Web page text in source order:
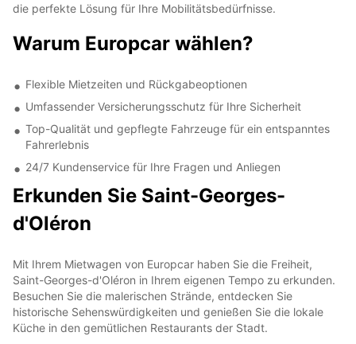
die perfekte Lösung für Ihre Mobilitätsbedürfnisse.
Warum Europcar wählen?
Flexible Mietzeiten und Rückgabeoptionen
Umfassender Versicherungsschutz für Ihre Sicherheit
Top-Qualität und gepflegte Fahrzeuge für ein entspanntes
Fahrerlebnis
24/7 Kundenservice für Ihre Fragen und Anliegen
Erkunden Sie Saint-Georges-
d'Oléron
Mit Ihrem Mietwagen von Europcar haben Sie die Freiheit,
Saint-Georges-d'Oléron in Ihrem eigenen Tempo zu erkunden.
Besuchen Sie die malerischen Strände, entdecken Sie
historische Sehenswürdigkeiten und genießen Sie die lokale
Küche in den gemütlichen Restaurants der Stadt.